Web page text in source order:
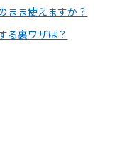
ま使えますか？
る裏ワザは？